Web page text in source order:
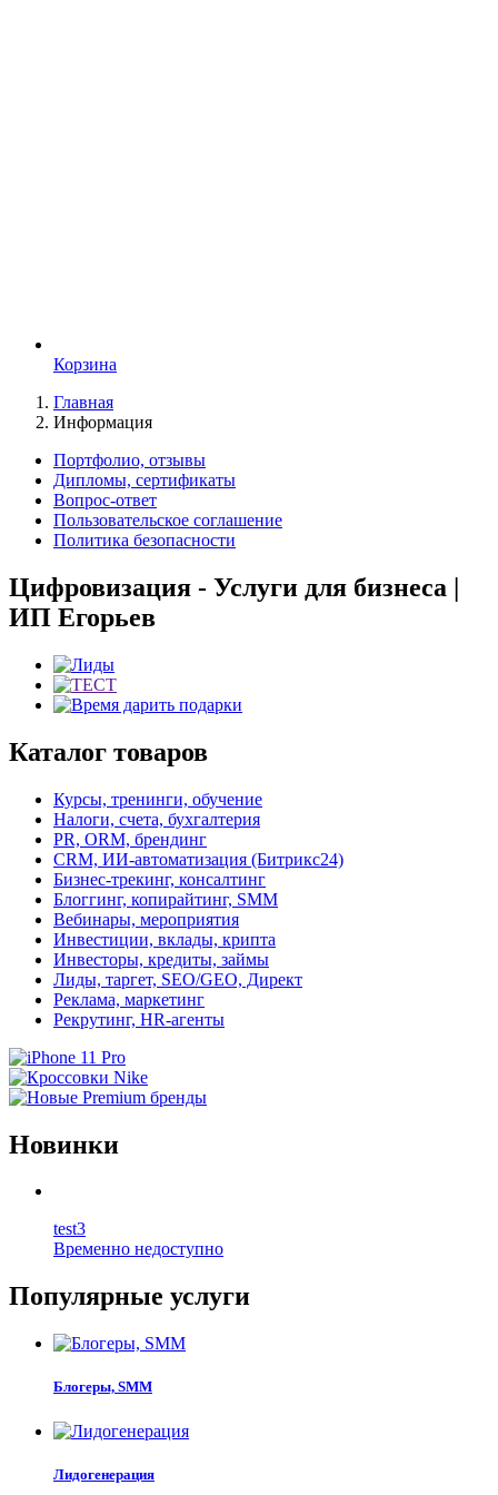
Корзина
Главная
Информация
Портфолио, отзывы
Дипломы, сертификаты
Вопрос-ответ
Пользовательское соглашение
Политика безопасности
Цифровизация - Услуги для бизнеса |
ИП Егорьев
Каталог товаров
Курсы, тренинги, обучение
Налоги, счета, бухгалтерия
PR, ORM, брендинг
CRM, ИИ-автоматизация (Битрикс24)
Бизнес-трекинг, консалтинг
Блоггинг, копирайтинг, SMM
Вебинары, мероприятия
Инвестиции, вклады, крипта
Инвесторы, кредиты, займы
Лиды, таргет, SEO/GEO, Директ
Реклама, маркетинг
Рекрутинг, HR-агенты
Новинки
test3
Временно недоступно
Популярные услуги
Блогеры, SMM
Лидогенерация